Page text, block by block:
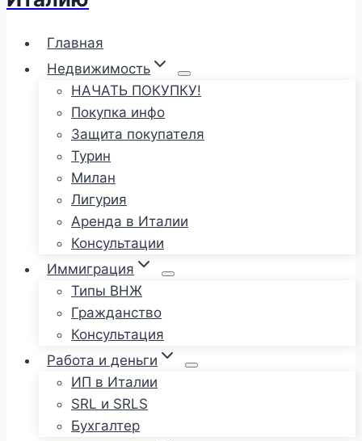
Главная
Недвижимость
НАЧАТЬ ПОКУПКУ!
Покупка инфо
Защита покупателя
Турин
Милан
Лигурия
Аренда в Италии
Консультации
Иммиграция
Типы ВНЖ
Гражданство
Консультация
Работа и деньги
ИП в Италии
SRL и SRLS
Бухгалтер